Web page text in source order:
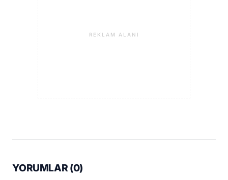
REKLAM ALANI
YORUMLAR (0)